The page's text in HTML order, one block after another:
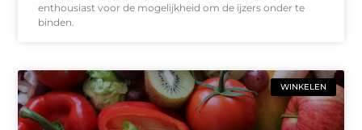
enthousiast voor de mogelijkheid om de ijzers onder te
binden.
WINKELEN